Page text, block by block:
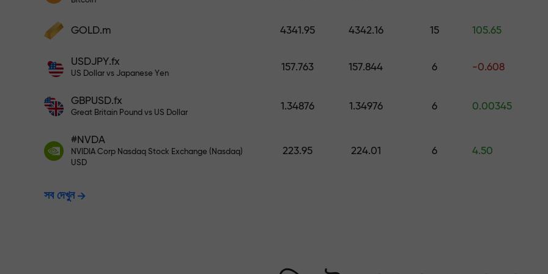
ডিপোজিট করুন এবং আপনার ডিপোজিটের 1,000 গুণ বোনাস
ঝুঁকিমুক্তভাবে ট্রেডিং করুন — আমরা আপনার মুনাফার
নিশ্চয়তা দিচ্ছি
X1000 পর্যন্ত বোনাস — মার্কেটের সবচেয়ে বেশি
হার
GOLD.m 4341.95 4342.16 15 105.65
USDJPY.fx
US Dollar vs Japanese Yen
157.763 157.844 6 -0.608
GBPUSD.fx
Great Britain Pound vs US Dollar
1.34876 1.34976 6 0.00345
#NVDA
NVIDIA Corp Nasdaq Stock Exchange (Nasdaq)
USD
223.95 224.01 6 4.50
সব দেখুন